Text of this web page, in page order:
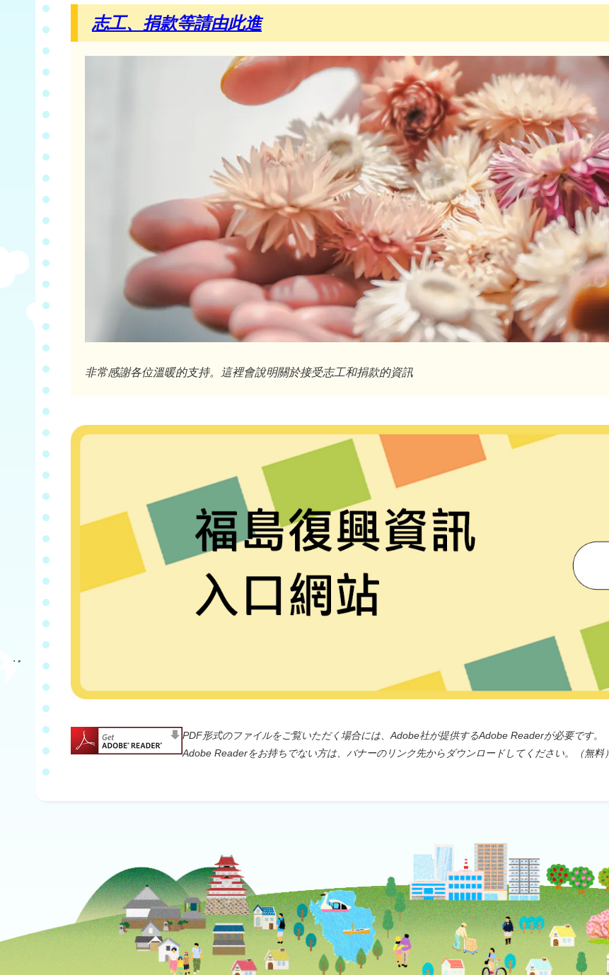
志工、捐款等請由此進
非常感謝各位溫暖的支持。這裡會說明關於接受志工和捐款的資訊
PDF形式のファイルをご覧いただく場合には、Adobe社が提供するAdobe Readerが必要です。
Adobe Readerをお持ちでない方は、バナーのリンク先からダウンロードしてください。（無料）